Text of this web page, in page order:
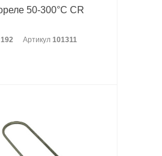
50-300°С CR
Артикул 101311